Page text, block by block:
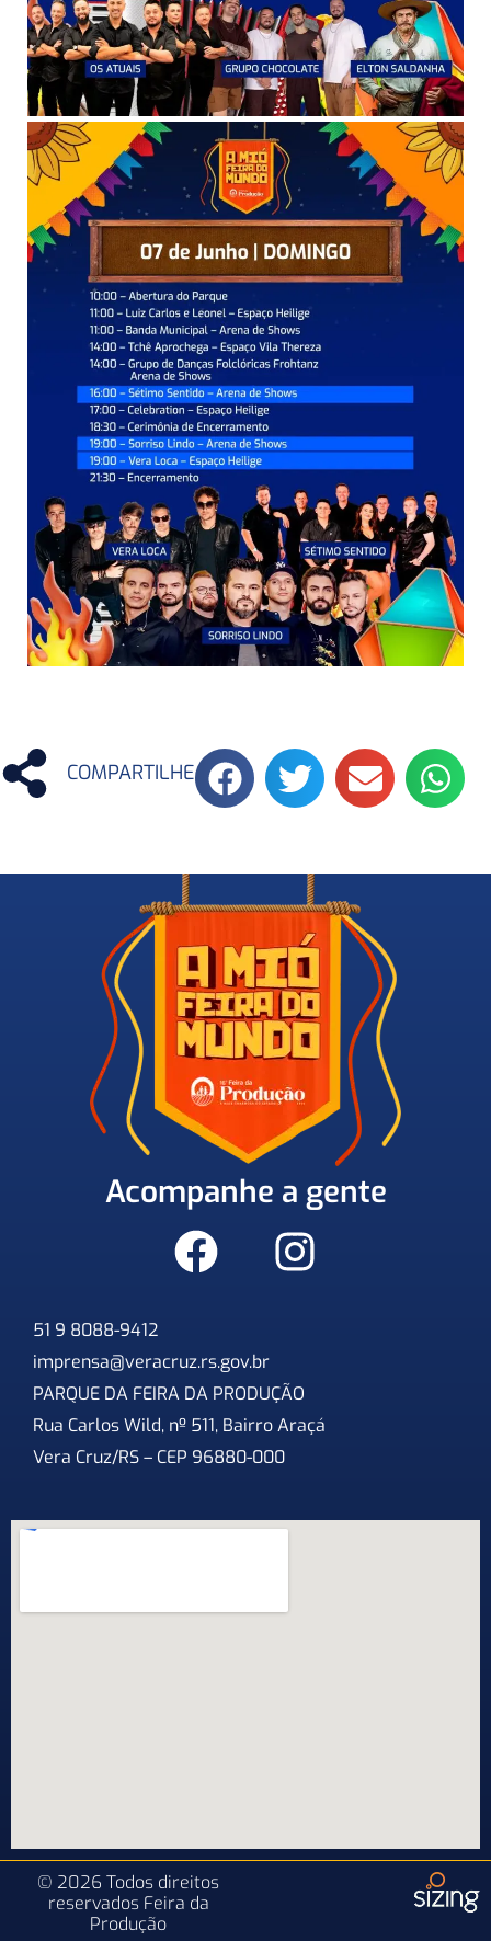
COMPARTILHE
Acompanhe a gente
51 9 8088-9412
imprensa@veracruz.rs.gov.br
PARQUE DA FEIRA DA PRODUÇÃO
Rua Carlos Wild, nº 511, Bairro Araçá
Vera Cruz/RS – CEP 96880-000
© 2026 Todos direitos
reservados Feira da
Produção